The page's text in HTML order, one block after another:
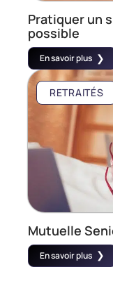
Pratiquer un
possible
En savoir plus
RETRAITÉS
Mutuelle
En savoir plus